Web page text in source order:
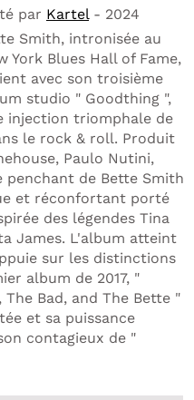
par Kartel- 2024
Smith, intronisée au
York Blues Hall of Fame,
avec son troisième
studio " Goodthing ",
injection triomphale de
le rock & roll. Produit
Paulo Nutini,
penchant de Bette Smith
et réconfortant porté
des légendes Tina
James. L'album atteint
sur les distinctions
album de 2017, "
Bad, and The Bette "
et sa puissance
contagieux de "